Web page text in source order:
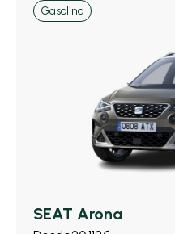
Gasolina
SEAT Arona